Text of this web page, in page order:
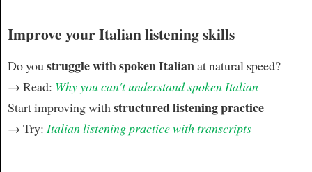
Improve your Italian listening skills
Do youstruggle with spoken Italianat natural speed?
→ Read: Why you can't understand spoken Italian
Start improving withstructured listening practice
→ Try: Italian listening practice with transcripts